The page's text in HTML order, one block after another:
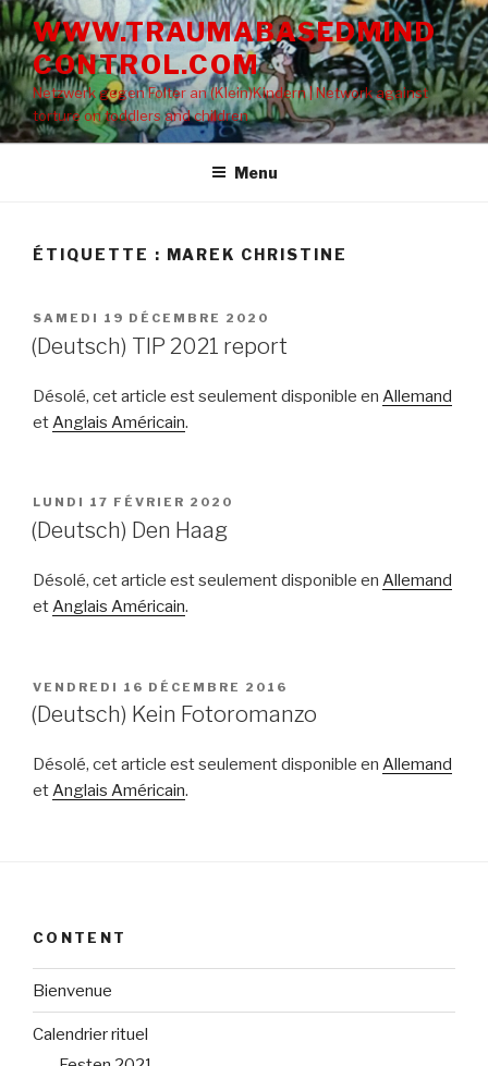
Aller
au
contenu
principal
WWW.TRAUMABASEDMIND
CONTROL.COM
Netzwerk gegen Folter an (Klein)Kindern | Network against
torture on toddlers and children
Menu
ÉTIQUETTE : MAREK CHRISTINE
PUBLIÉ
LE
SAMEDI 19 DÉCEMBRE 2020
(Deutsch) TIP 2021 report
Désolé, cet article est seulement disponible en Allemand
etAnglais Américain.
PUBLIÉ
LE
LUNDI 17 FÉVRIER 2020
(Deutsch) Den Haag
Désolé, cet article est seulement disponible en Allemand
etAnglais Américain.
PUBLIÉ
LE
VENDREDI 16 DÉCEMBRE 2016
(Deutsch) Kein Fotoromanzo
Désolé, cet article est seulement disponible en Allemand
etAnglais Américain.
CONTENT
Bienvenue
Calendrier rituel